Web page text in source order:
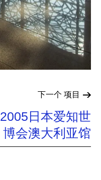
下一个 项目
2005日本爱知世
博会澳大利亚馆